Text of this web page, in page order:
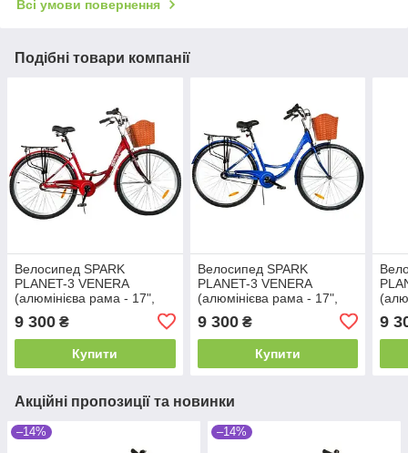
Всі умови повернення
Подібні товари компанії
Велосипед SPARK
PLANET-3 VENERA
(алюмінієва рама - 17",
9 300 ₴
Купити
Велосипед SPARK
PLANET-3 VENERA
(алюмінієва рама - 17",
9 300₴
Купити
9
Акційні пропозиції та новинки
–14% –14%